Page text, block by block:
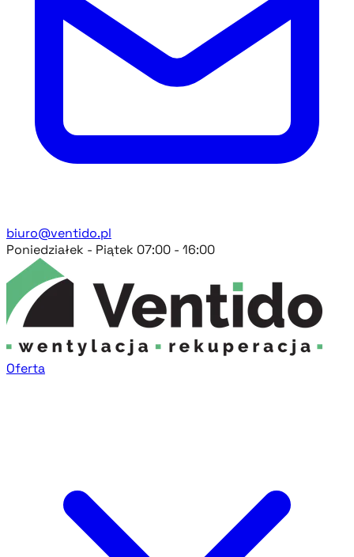
biuro@ventido.pl
Poniedziałek - Piątek 07:00 - 16:00
Oferta